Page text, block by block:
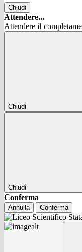
Chiudi
Attendere...
Attendere il
Chiudi
Chiudi
Conferma
Annulla Conferma